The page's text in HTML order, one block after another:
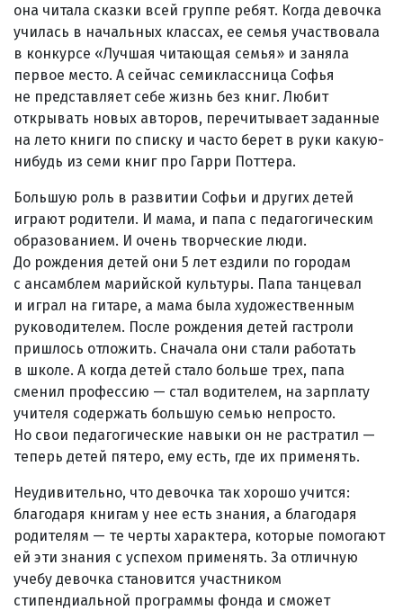
она читала сказки всей группе ребят. Когда девочка
училась в начальных классах, ее семья участвовала
в конкурсе «Лучшая читающая семья» и заняла
первое место. А сейчас семиклассница Софья
не представляет себе жизнь без книг. Любит
открывать новых авторов, перечитывает заданные
на лето книги по списку и часто берет в руки какую-
нибудь из семи книг про Гарри Поттера.
Большую роль в развитии Софьи и других детей
играют родители. И мама, и папа с педагогическим
образованием. И очень творческие люди.
До рождения детей они 5 лет ездили по городам
с ансамблем марийской культуры. Папа танцевал
и играл на гитаре, а мама была художественным
руководителем. После рождения детей гастроли
пришлось отложить. Сначала они стали работать
в школе. А когда детей стало больше трех, папа
сменил профессию — стал водителем, на зарплату
учителя содержать большую семью непросто.
Но свои педагогические навыки он не растратил —
теперь детей пятеро, ему есть, где их применять.
Неудивительно, что девочка так хорошо учится:
благодаря книгам у нее есть знания, а благодаря
родителям — те черты характера, которые помогают
ей эти знания с успехом применять. За отличную
учебу девочка становится участником
стипендиальной программы фонда и сможет